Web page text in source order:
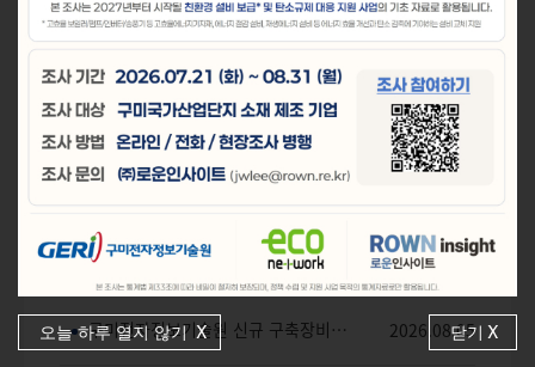
With GERI
「2026년 구미시 제조기업 실태조사」 실시 안내 및 협조 요청 2026.08.06
구미전자정보기술원 신규 구축장비(고변위 중형 복합진동시험기) 사용료 안내 2026.08.05
입찰공고
오늘 하루 열지 않기 닫기